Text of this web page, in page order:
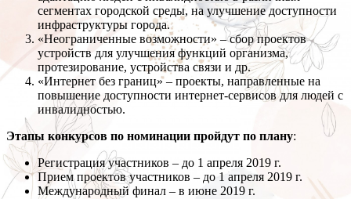
сегментах городской среды, на улучшение доступности
инфраструктуры города.
«Неограниченные возможности» – сбор проектов
устройств для улучшения функций организма,
протезирование, устройства связи и др.
«Интернет без границ» – проекты, направленные на
повышение доступности интернет-сервисов для людей с
инвалидностью.
Этапы конкурсов по номинации пройдут по плану:
Регистрация участников – до 1 апреля 2019 г.
Прием проектов участников – до 1 апреля 2019 г.
Международный финал – в июне 2019 г.